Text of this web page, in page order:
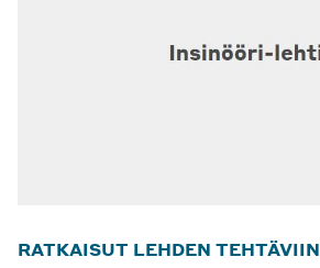
RATKAISUT LEHDEN TEHTÄVIIN